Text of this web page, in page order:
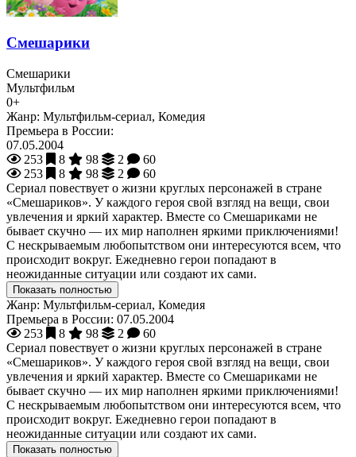
Смешарики
Смешарики
Мультфильм
0+
Жанр: Мультфильм-сериал, Комедия
Премьера в России:
07.05.2004
253
8 98 2
60
253
8 98 2
60
Сериал повествует о жизни круглых персонажей в стране
«Смешариков». У каждого героя свой взгляд на вещи, свои
увлечения и яркий характер. Вместе со Смешариками не
бывает скучно — их мир наполнен яркими приключениями!
С нескрываемым любопытством они интересуются всем, что
происходит вокруг. Ежедневно герои попадают в
неожиданные ситуации или создают их сами.
Показать полностью
Жанр: Мультфильм-сериал, Комедия
Премьера в России: 07.05.2004
253
8 98 2
60
Сериал повествует о жизни круглых персонажей в стране
«Смешариков». У каждого героя свой взгляд на вещи, свои
увлечения и яркий характер. Вместе со Смешариками не
бывает скучно — их мир наполнен яркими приключениями!
С нескрываемым любопытством они интересуются всем, что
происходит вокруг. Ежедневно герои попадают в
неожиданные ситуации или создают их сами.
Показать полностью